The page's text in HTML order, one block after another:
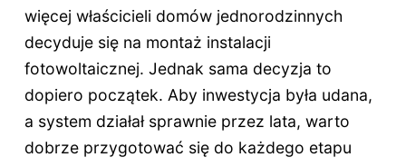
więcej właścicieli domów jednorodzinnych
decyduje się na montaż instalacji
fotowoltaicznej. Jednak sama decyzja to
dopiero początek. Aby inwestycja była udana,
a system działał sprawnie przez lata, warto
dobrze przygotować się do każdego etapu